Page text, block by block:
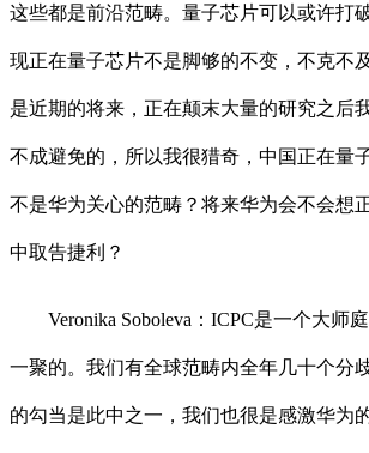
这些都是前沿范畴。量子芯片可以或许打
现正在量子芯片不是脚够的不变，不克不
是近期的将来，正在颠末大量的研究之后
不成避免的，所以我很猎奇，中国正在量
不是华为关心的范畴？将来华为会不会想
中取告捷利？
Veronika Soboleva：ICPC是一个大师
一聚的。我们有全球范畴内全年几十个分
的勾当是此中之一，我们也很是感激华为